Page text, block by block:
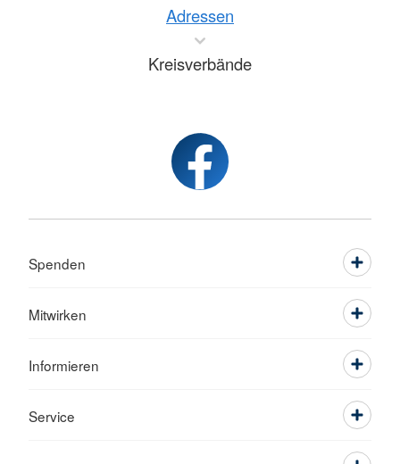
Adressen
Kreisverbände
Spenden
Mitwirken
Informieren
Service